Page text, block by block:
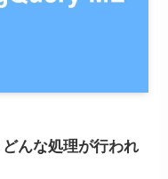
んな処理が行われ